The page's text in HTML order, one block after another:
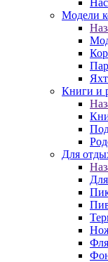
Модели
Книги и
Для